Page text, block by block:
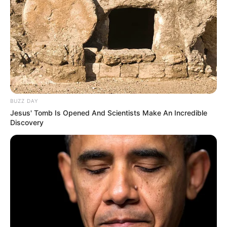
langsung memutuskan untuk hadir dalam acara reuni tersebut.
BUZZ DAY
Jesus' Tomb Is Opened And Scientists Make An Incredible
Discovery